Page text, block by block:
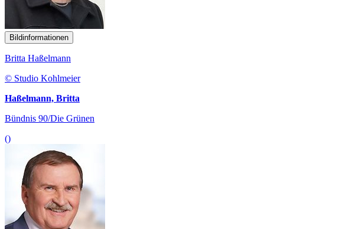
Bildinformationen
Britta Haßelmann
© Studio Kohlmeier
Haßelmann, Britta
Bündnis 90/Die Grünen
()